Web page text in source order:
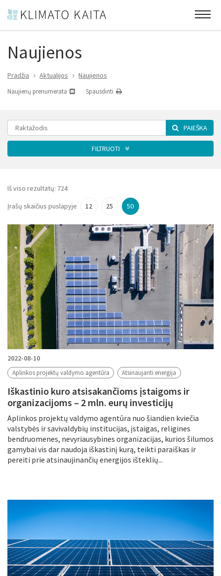
Naujienos
Pradžia Aktualijos Naujienos
Naujienų prenumerata Spausdinti
PAIEŠKA
FILTRUOTI
Kategorija
Filtruoti pagal
Metus
Periodą
Tikslinė grupė
Periodas
Tema
Iš viso rezultatų: 724
Įrašų skaičius puslapyje
12 25 50
2022-08-10
Aplinkos projektų valdymo agentūra Atsinaujanti energija
Iškastinio kuro atsisakančioms įstaigoms ir
organizacijoms – 2 mln. eurų investicijų
Aplinkos projektų valdymo agentūra nuo šiandien kviečia
valstybės ir savivaldybių institucijas, įstaigas, religines
bendruomenes, nevyriausybines organizacijas, kurios šilumos
gamybai vis dar naudoja iškastinį kurą, teikti paraiškas ir
pereiti prie atsinaujinančių energijos išteklių...